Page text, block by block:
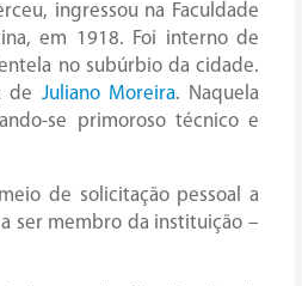
ingressou na Faculdade
em 1918. Foi interno de
no subúrbio da cidade.
de Juliano Moreira. Naquela
se primoroso técnico e
de solicitação pessoal a
ser membro da instituição –